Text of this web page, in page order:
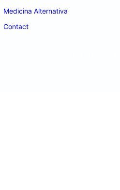
Medicina Alternativa
Contact